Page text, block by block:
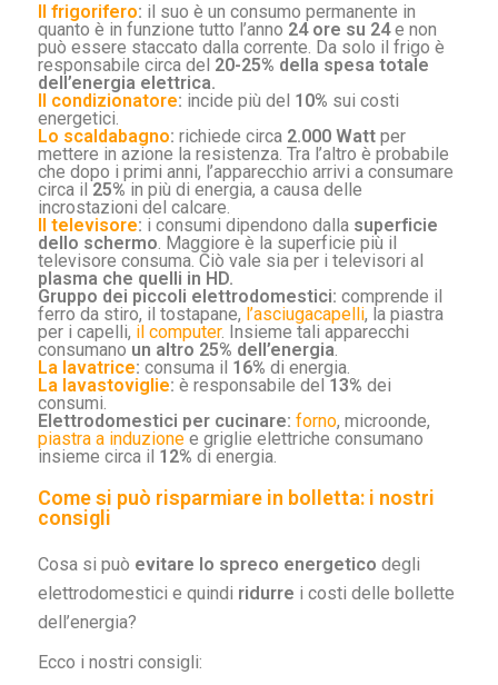
Il frigorifero: il suo è un consumo permanente in
quanto è in funzione tutto l’anno 24 ore su 24e non
può essere staccato dalla corrente. Da solo il frigo è
responsabile circa del 20-25% della spesa totale
dell’energia elettrica.
Il condizionatore: incide più del 10% sui costi
energetici.
Lo scaldabagno: richiede circa 2.000 Watt per
mettere in azione la resistenza. Tra l’altro è probabile
che dopo i primi anni, l’apparecchio arrivi a consumare
circa il 25% in più di energia, a causa delle
incrostazioni del calcare.
Il televisore: i consumi dipendono dalla superficie
dello schermo. Maggiore è la superficie più il
televisore consuma. Ciò vale sia per i televisori al
plasma che quelli in HD.
Gruppo dei piccoli elettrodomestici: comprende il
ferro da stiro, il tostapane, l’asciugacapelli, la piastra
per i capelli, il computer. Insieme tali apparecchi
consumano un altro 25% dell’energia.
La lavatrice: consuma il 16% di energia.
La lavastoviglie: è responsabile del 13% dei
consumi.
Elettrodomestici per cucinare: forno, microonde,
piastra a induzione e griglie elettriche consumano
insieme circa il 12% di energia.
Come si può risparmiare in bolletta: i nostri
consigli
Cosa si può evitare lo spreco energetico degli
elettrodomestici e quindi ridurre i costi delle bollette
dell’energia?
Ecco i nostri consigli: